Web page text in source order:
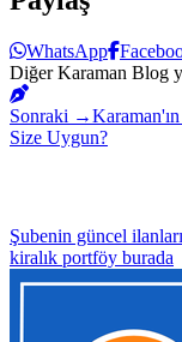
WhatsApp
Diğer Karaman Blog
Sonraki →
Size Uygun?
Şubenin güncel
kiralık portföy burada